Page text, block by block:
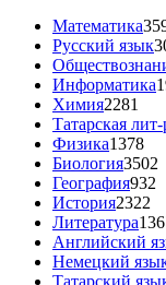
Математика
Русский язык
Информатика
Химия2281
Татарская лит-
Физика1378
Биология3502
География932
История2322
Литература
Английский
Немецкий